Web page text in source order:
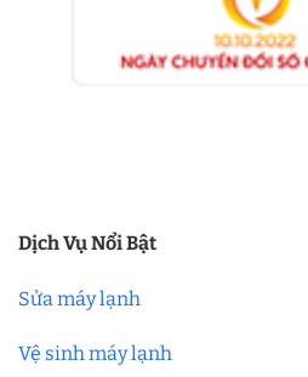
Dịch Vụ Nổi Bật
Sửa máy lạnh
Vệ sinh máy lạnh